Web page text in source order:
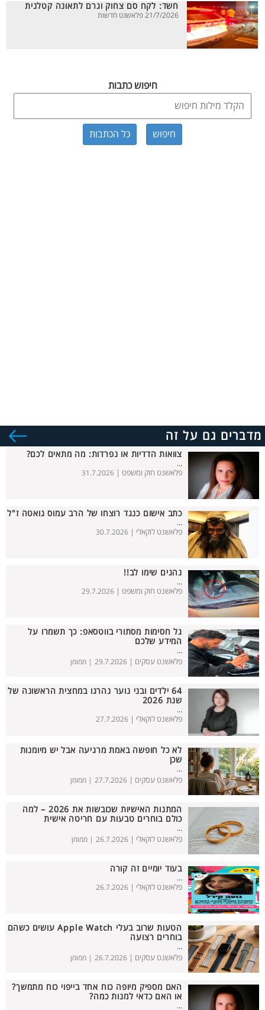
חשד: לקח סם צחוק וגרם לתאונה קטלנית
21/7/2026 פלאשנט חדשות
חיפוש כתבות
כל הכתבות
מדברים גם על זה